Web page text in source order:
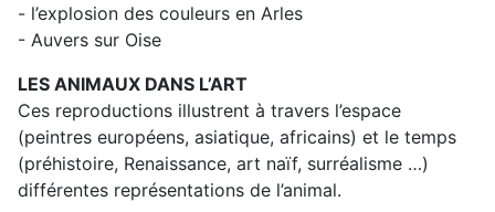
- l’explosion des couleurs en Arles
- Auvers sur Oise
LES ANIMAUX DANS L’ART
Ces reproductions illustrent à travers l’espace
(peintres européens, asiatique, africains) et le temps
(préhistoire, Renaissance, art naïf, surréalisme …)
différentes représentations de l’animal.